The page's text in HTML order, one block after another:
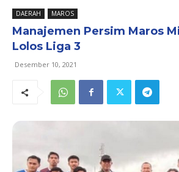
DAERAH MAROS
Manajemen Persim Maros
Lolos Liga 3
Desember 10, 2021